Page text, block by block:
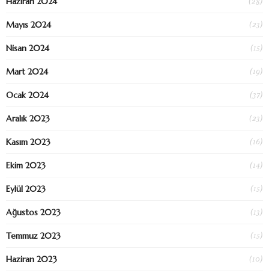
Mayıs 2024 (23)
Nisan 2024 (15)
Mart 2024 (19)
Ocak 2024 (37)
Aralık 2023 (23)
Kasım 2023 (16)
Ekim 2023 (14)
Eylül 2023 (15)
Ağustos 2023 (13)
Temmuz 2023 (15)
Haziran 2023 (10)